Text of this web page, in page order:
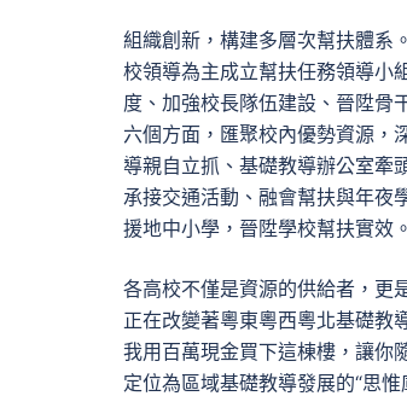
組織創新，構建多層次幫扶體系
校領導為主成立幫扶任務領導小
度、加強校長隊伍建設、晉陞骨
六個方面，匯聚校內優勢資源，
導親自立抓、基礎教導辦公室牽
承接交通活動、融會幫扶與年夜
援地中小學，晉陞學校幫扶實效。
各高校不僅是資源的供給者，更
正在改變著粵東粵西粵北基礎教
我用百萬現金買下這棟樓，讓你
定位為區域基礎教導發展的“思